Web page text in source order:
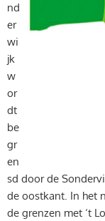
nd
er
wi
jk
w
or
dt
be
gr
en
sd door de
de oostkant. In het
de grenzen met ‘t